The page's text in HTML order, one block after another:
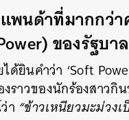
ด้าที่มากกว่าค
ของรัฐบา
ด้ยินคำว่า ‘Soft
ราวของนักร้องสาว
า “ข้าวเหนียวมะม่วง
นหา
SHARE